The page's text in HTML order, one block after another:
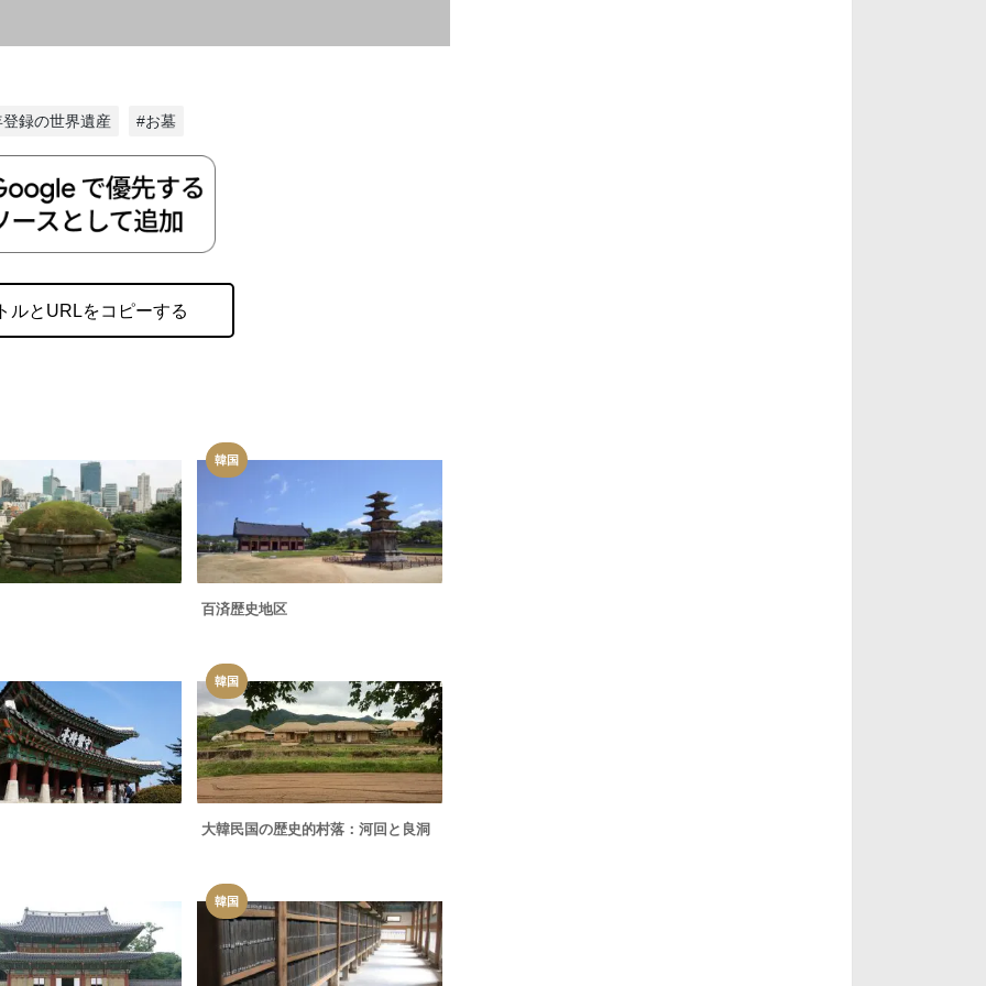
録の世界遺産 #お墓
ルとURLをコピーする
韓国
百済歴史地区
韓国
大韓民国の歴史的村落：河回と良洞
韓国